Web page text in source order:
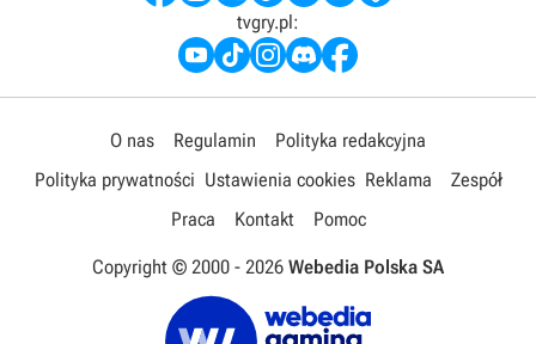
tvgry.pl:
O nas Regulamin
Polityka redakcyjna
Polityka prywatności Ustawienia cookies Reklama
Zespół
Praca
Kontakt Pomoc
Copyright © 2000 - 2026 Webedia Polska SA